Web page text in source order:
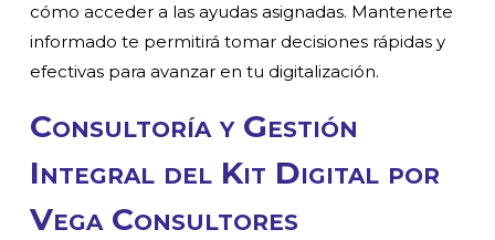
cómo acceder a las ayudas asignadas. Mantenerte
informado te permitirá tomar decisiones rápidas y
efectivas para avanzar en tu digitalización.
Consultoría y Gestión
Integral del Kit Digital por
Vega Consultores